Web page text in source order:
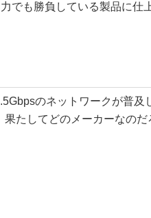
でも勝負している製品に仕
のネットワークが普及
たしてどのメーカーなのだ